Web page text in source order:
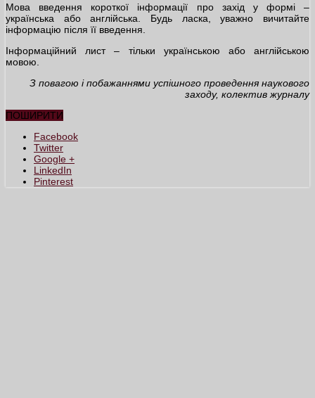
Мова введення короткої інформації про захід у формі –
українська або англійська. Будь ласка, уважно вичитайте
інформацію після її введення.
Інформаційний лист – тільки українською або англійською
мовою.
З повагою і побажаннями успішного проведення наукового
заходу, колектив журналу
ПОШИРИТИ
Facebook
Twitter
Google +
LinkedIn
Pinterest